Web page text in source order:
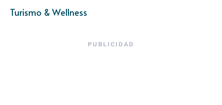
Turismo & Wellness
PUBLICIDAD